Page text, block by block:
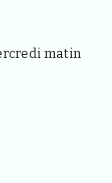
matin